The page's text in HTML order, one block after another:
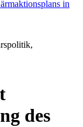
in
des